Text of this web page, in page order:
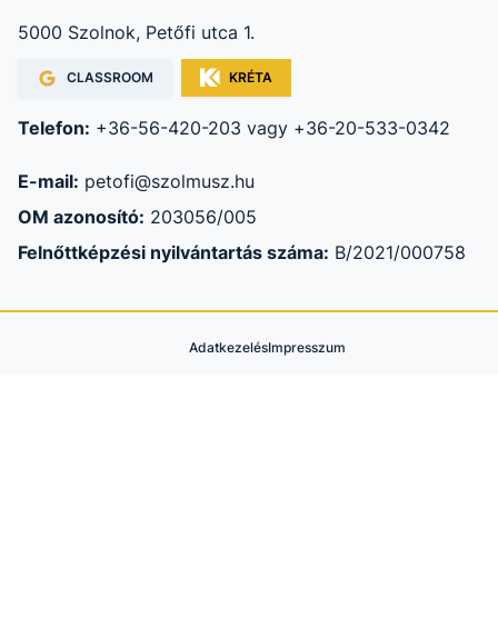
5000 Szolnok, Petőfi utca 1.
CLASSROOM KRÉTA
Telefon: +36-56-420-203 vagy +36-20-533-0342
E-mail: petofi@szolmusz.hu
OM azonosító: 203056/005
Felnőttképzési nyilvántartás száma: B/2021/000758
AdatkezelésImpresszum